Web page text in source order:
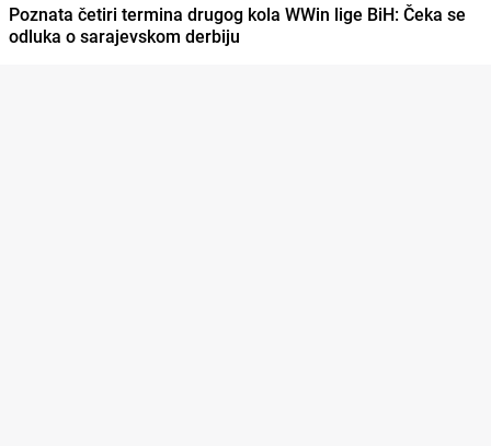
Poznata četiri termina drugog kola WWin lige BiH: Čeka se
odluka o sarajevskom derbiju